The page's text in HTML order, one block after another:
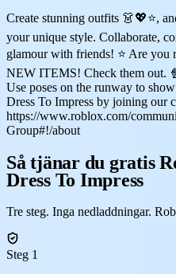
Create stunning outfits 👗💖⭐,
your unique style. Collaborate,
glamour with friends! ⭐ Are
NEW ITEMS! Check them out.
Use poses on the runway to
Dress To Impress by joining our
https://www.roblox.com/
Group#!/about
Så tjänar du gratis
Dress To Impress
Tre steg. Inga nedladdningar.
Steg 1